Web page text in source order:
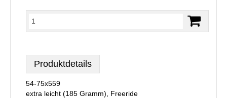
Produktdetails
54-75x559
extra leicht (185 Gramm), Freeride